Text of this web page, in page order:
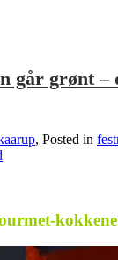
går grønt
, Posted in